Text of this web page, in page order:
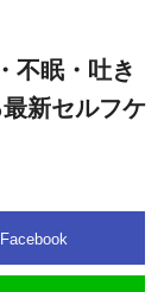
不眠・吐き
新セルフケ
Facebook